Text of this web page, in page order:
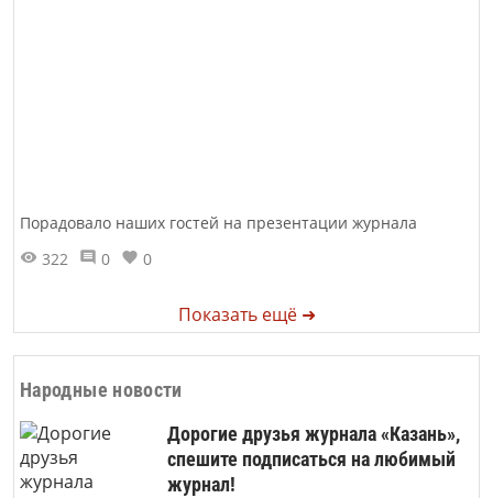
Порадовало наших гостей на презентации журнала
322
0 0
Показать ещё ➜
Народные новости
Дорогие друзья журнала «Казань»,
спешите подписаться на любимый
журнал!